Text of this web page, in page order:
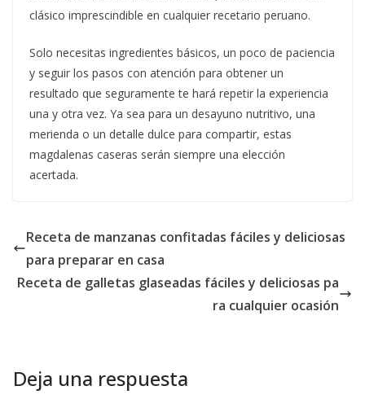
clásico imprescindible en cualquier recetario peruano.
Solo necesitas ingredientes básicos, un poco de paciencia
y seguir los pasos con atención para obtener un
resultado que seguramente te hará repetir la experiencia
una y otra vez. Ya sea para un desayuno nutritivo, una
merienda o un detalle dulce para compartir, estas
magdalenas caseras serán siempre una elección
acertada.
Receta de manzanas confitadas fáciles y deliciosas
para preparar en casa
Receta de galletas glaseadas fáciles y deliciosas pa
ra cualquier ocasión
Deja una respuesta